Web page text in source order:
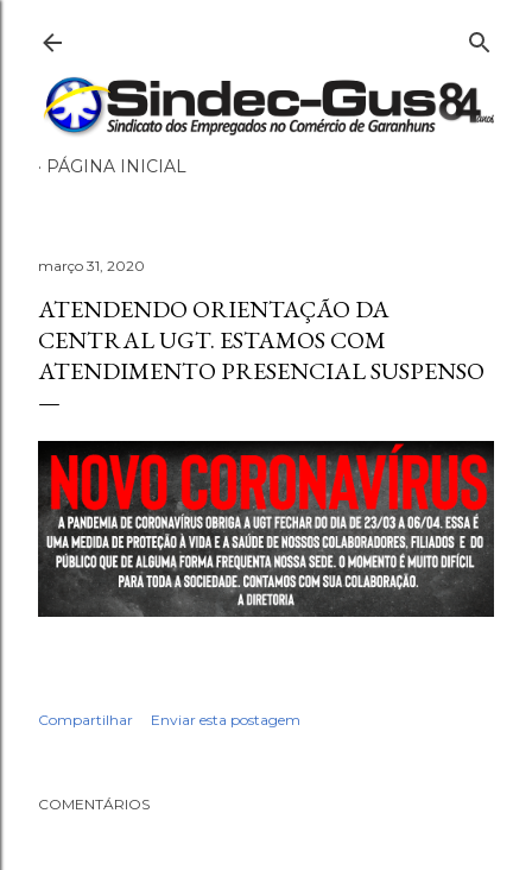
PÁGINA INICIAL
março 31, 2020
ATENDENDO ORIENTAÇÃO DA
CENTRAL UGT. ESTAMOS COM
ATENDIMENTO PRESENCIAL SUSPENSO
Compartilhar Enviar esta postagem
COMENTÁRIOS